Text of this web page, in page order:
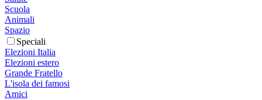
Scuola
Animali
Spazio
Speciali
Elezioni Italia
Elezioni estero
Grande Fratello
L'isola dei famosi
Amici